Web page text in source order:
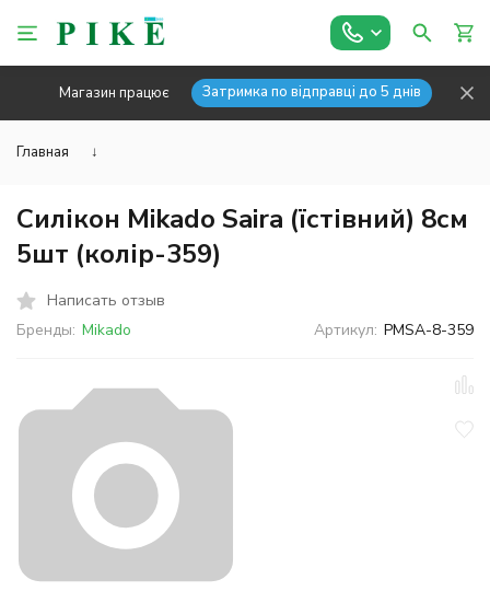
Магазин працює Затримка по відправці до 5 днів
Главная ↓
Силікон Mikado Saira (їстівний) 8см
5шт (колір-359)
Написать отзыв
Бренды: Mikado Артикул: PMSA-8-359